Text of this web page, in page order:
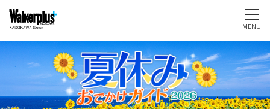
MENU